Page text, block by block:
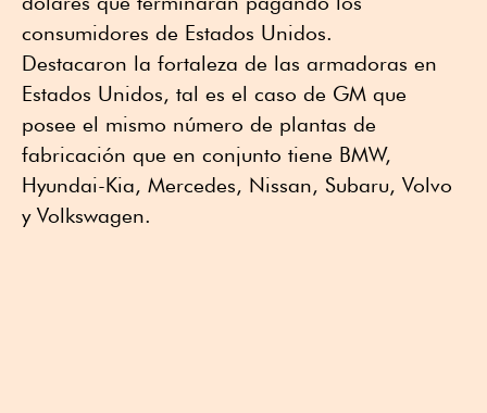
consumidores de Estados Unidos.
Destacaron la fortaleza de las armadoras en
Estados Unidos, tal es el caso de GM que
posee el mismo número de plantas de
fabricación que en conjunto tiene BMW,
Hyundai-Kia, Mercedes, Nissan, Subaru, Volvo
y Volkswagen.